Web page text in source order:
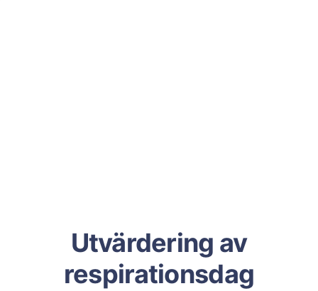
Utvärdering av
respirationsdag